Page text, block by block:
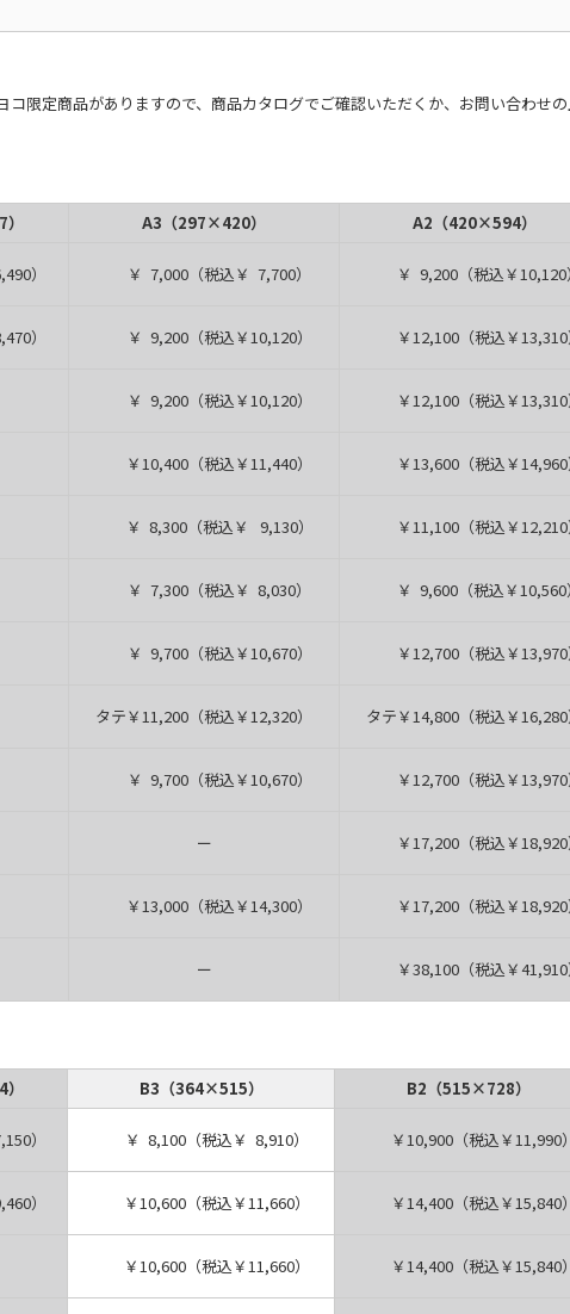
限定商品がありますので、商品カタログでご確認いただくか、お問い合わせ
A3（297×420） A2（420×594）
） ￥ 7,000（税込￥ 7,700） ￥ 9,200（税込￥10,120）
） ￥ 9,200（税込￥10,120） ￥12,100（税込￥13,310
￥ 9,200（税込￥10,120） ￥12,100（税込￥13,310
￥10,400（税込￥11,440） ￥13,600（税込￥14,960
￥ 8,300（税込￥ 9,130） ￥11,100（税込￥12,210
￥ 7,300（税込￥ 8,030） ￥ 9,600（税込￥10,560）
￥ 9,700（税込￥10,670） ￥12,700（税込￥13,970
タテ￥11,200（税込￥12,320） タテ￥14,800（税込￥16,280
￥ 9,700（税込￥10,670） ￥12,700（税込￥13,970
ー ￥17,200（税込￥18,920
￥13,000（税込￥14,300） ￥17,200（税込￥18,920
ー ￥38,100（税込￥41,910
B3（364×515） B2（515×728）
） ￥ 8,100（税込￥ 8,910） ￥10,900（税込￥11,990）
） ￥10,600（税込￥11,660） ￥14,400（税込￥15,840）
￥10,600（税込￥11,660） ￥14,400（税込￥15,840）